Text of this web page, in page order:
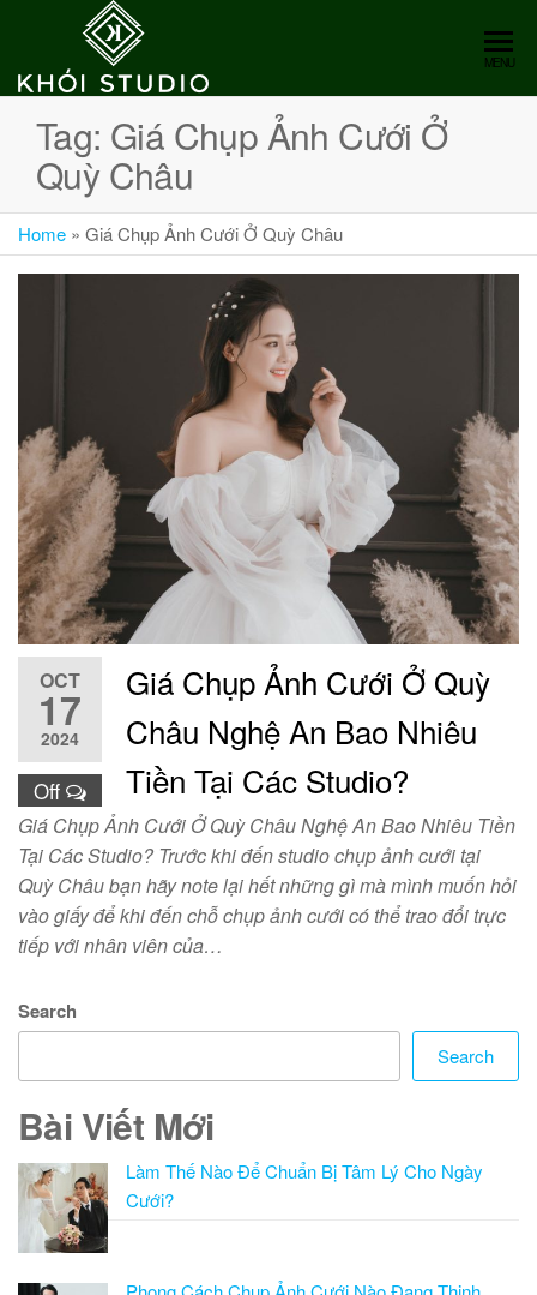
the
content
Ảnh
Cưới
An
Nghệ
MENU
Tag: Giá Chụp Ảnh Cưới Ở
Quỳ Châu
Home » Giá Chụp Ảnh Cưới Ở Quỳ Châu
OCT
17
2024
Off
Giá Chụp Ảnh Cưới Ở Quỳ
Châu Nghệ An Bao Nhiêu
Tiền Tại Các Studio?
Giá Chụp Ảnh Cưới Ở Quỳ Châu Nghệ An Bao Nhiêu Tiền
Tại Các Studio? Trước khi đến studio chụp ảnh cưới tại
Quỳ Châu bạn hãy note lại hết những gì mà mình muốn hỏi
vào giấy để khi đến chỗ chụp ảnh cưới có thể trao đổi trực
tiếp với nhân viên của…
Search
Search
Bài Viết Mới
Làm Thế Nào Để Chuẩn Bị Tâm Lý Cho Ngày
Cưới?